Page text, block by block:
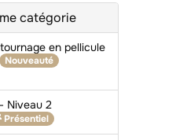
catégorie
en pellicule
Nouveauté
Niveau 2
Présentiel